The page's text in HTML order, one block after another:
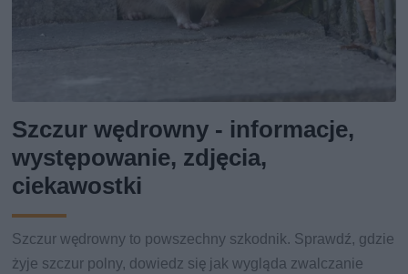
Szczur wędrowny - informacje,
występowanie, zdjęcia,
ciekawostki
Szczur wędrowny to powszechny szkodnik. Sprawdź, gdzie
żyje szczur polny, dowiedz się jak wygląda zwalczanie